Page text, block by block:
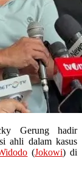
Gerung hadir
ahli dalam kasus
(Jokowi) di